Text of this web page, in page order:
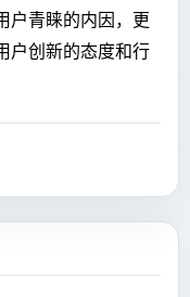
户青睐的内因，更
户创新的态度和行